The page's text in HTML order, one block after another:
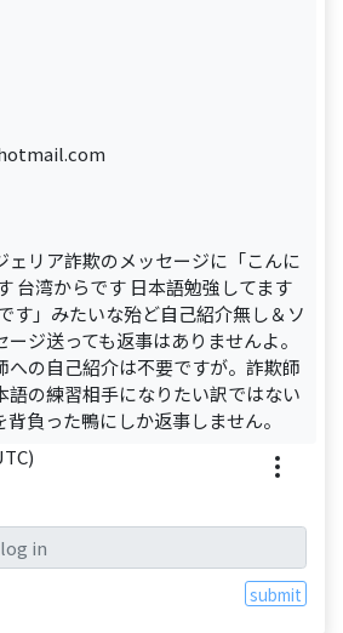
ェリア詐欺のメッセージに「こんに
台湾からです 日本語勉強してます
す」みたいな殆ど自己紹介無し＆ソ
ジ送っても返事はありませんよ。
への自己紹介は不要ですが。詐欺師
語の練習相手になりたい訳ではない
負った鴨にしか返事しません。
submit